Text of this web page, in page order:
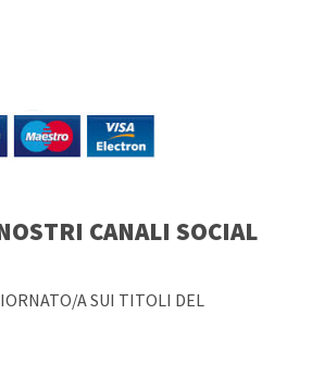
CANALI SOCIAL
A SUI TITOLI DEL